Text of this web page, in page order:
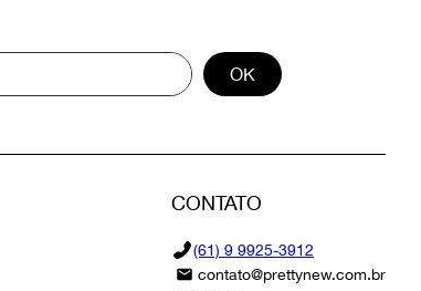
OK
CONTATO
(61) 9 9925-3912
contato@prettynew.com.br